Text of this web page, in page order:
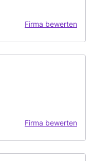
Firma bewerten
Firma bewerten